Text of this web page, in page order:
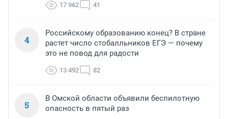
17 962 41
4
Российскому образованию конец? В стране
растет число стобалльников ЕГЭ — почему
это не повод для радости
13 492 82
5
В Омской области объявили беспилотную
опасность в пятый раз